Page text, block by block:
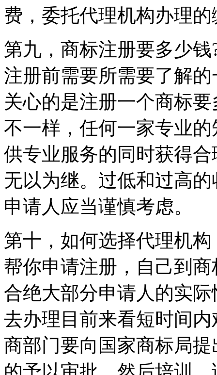
费，委托代理机构办理
第九，商标注册要多少
注册前需要所需要了解
关心的是注册一个商标
不一样，任何一家专业
供专业服务的同时获得
无以为继。过低和过高
申请人应当谨慎考虑。
第十，如何选择代理机
帮你申请注册，自己到
合绝大部分申请人的实
去办理目前来看短时间
商部门要向国家商标局